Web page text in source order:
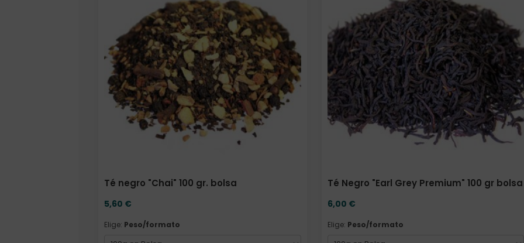
Té negro "Chai" 100 gr. bolsa
5,60 €
Elige: Peso/formato
Té Negro "Earl Grey Premium" 100 gr bolsa
6,00 €
Elige: Peso/formato